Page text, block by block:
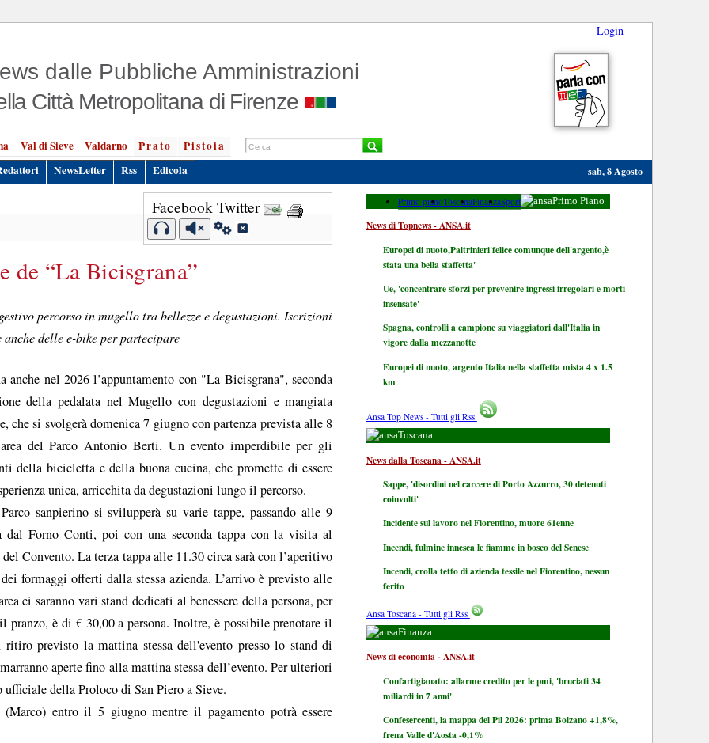
Login
dalle Pubbliche Amministrazioni
Città Metropolitana di Firenze
Val di Sieve Valdarno Prato
Pistoia
NewsLetter Rss Edicola sab, 8 Agosto
Facebook Twitter
de “La Bicisgrana”
percorso in mugello tra bellezze e degustazioni. Iscrizioni
delle e-bike per partecipare
anche nel 2026 l’appuntamento con "La Bicisgrana", seconda
della pedalata nel Mugello con degustazioni e mangiata
che si svolgerà domenica 7 giugno con partenza prevista alle 8
del Parco Antonio Berti. Un evento imperdibile per gli
della bicicletta e della buona cucina, che promette di essere
unica, arricchita da degustazioni lungo il percorso.
sanpierino si svilupperà su varie tappe, passando alle 9
Forno Conti, poi con una seconda tappa con la visita al
Convento. La terza tappa alle 11.30 circa sarà con l’aperitivo
formaggi offerti dalla stessa azienda. L’arrivo è previsto alle
ci saranno vari stand dedicati al benessere della persona, per
è di € 30,00 a persona. Inoltre, è possibile prenotare il
previsto la mattina stessa dell'evento presso lo stand di
aperte fino alla mattina stessa dell’evento. Per ulteriori
della Proloco di San Piero a Sieve.
entro il 5 giugno mentre il pagamento potrà essere
Primo pianoToscanaFinanzaSport Primo Piano
News di Topnews - ANSA.it
Europei di nuoto,Paltrinieri'felice comunque dell'argento,è
stata una bella staffetta'
Ue, 'concentrare sforzi per prevenire ingressi irregolari e morti
insensate'
Spagna, controlli a campione su viaggiatori dall'Italia in
vigore dalla mezzanotte
Europei di nuoto, argento Italia nella staffetta mista 4 x 1.5
km
Ansa Top News - Tutti gli Rss
Toscana
News dalla Toscana - ANSA.it
Sappe, 'disordini nel carcere di Porto Azzurro, 30 detenuti
coinvolti'
Incidente sul lavoro nel Fiorentino, muore 61enne
Incendi, fulmine innesca le fiamme in bosco del Senese
Incendi, crolla tetto di azienda tessile nel Fiorentino, nessun
ferito
Ansa Toscana - Tutti gli Rss
Finanza
News di economia - ANSA.it
Confartigianato: allarme credito per le pmi, 'bruciati 34
miliardi in 7 anni'
Confesercenti, la mappa del Pil 2026: prima Bolzano +1,8%,
frena Valle d'Aosta -0,1%